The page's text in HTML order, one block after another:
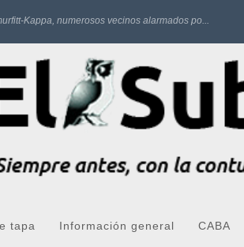
Kappa, numerosos vecinos alarmados po...
tapa Información general CABA